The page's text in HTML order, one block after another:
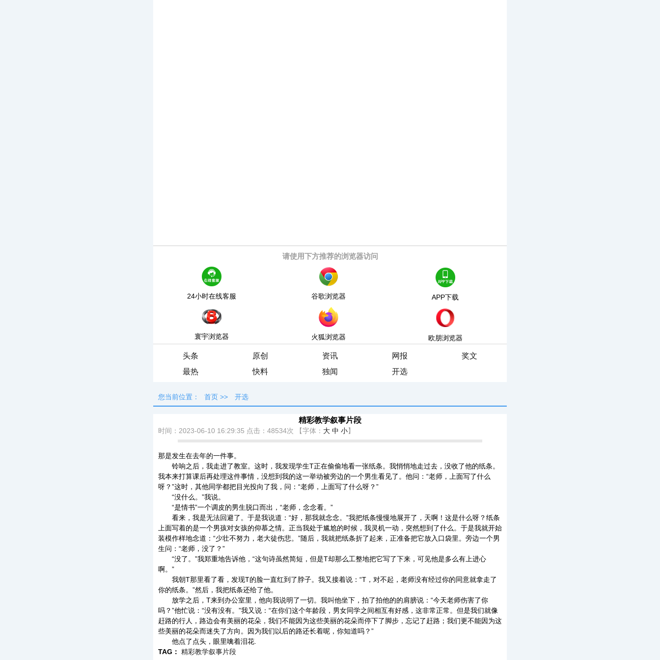
请使用下方推荐的浏览器访问
24小时在线客服 谷歌浏览器 APP下载
寰宇浏览器 火狐浏览器 欧朋浏览器
头条 原创 资讯 网报
奖文
最热
快料 独闻 开选
您当前位置： 首页 >> 开选
精彩教学叙事片段
时间：2023-06-10 16:29:35 点击： 48534次 【字体： 大 中 小】
那是发生在去年的一件事。
铃响之后，我走进了教室。这时，我发现学生T正在偷偷地看一张纸条。我悄悄地走过去，没收了他的纸条。
我本来打算课后再处理这件事情，没想到我的这一举动被旁边的一个男生看见了。他问：“老师，上面写了什么
呀？”这时，其他同学都把目光投向了我，问：“老师，上面写了什么呀？”
“没什么。”我说。
“是情书”一个调皮的男生脱口而出，“老师，念念看。”
看来，我是无法回避了。于是我说道：“好，那我就念念。”我把纸条慢慢地展开了，天啊！这是什么呀？纸条
上面写着的是一个男孩对女孩的仰慕之情。正当我处于尴尬的时候，我灵机一动，突然想到了什么。于是我就开始
装模作样地念道：“少壮不努力，老大徒伤悲。”随后，我就把纸条折了起来，正准备把它放入口袋里。旁边一个男
生问：“老师，没了？”
“没了。”我郑重地告诉他，“这句诗虽然简短，但是T却那么工整地把它写了下来，可见他是多么有上进心
啊。”
我朝T那里看了看，发现T的脸一直红到了脖子。我又接着说：“T，对不起，老师没有经过你的同意就拿走了
你的纸条。”然后，我把纸条还给了他。
放学之后，T来到办公室里，他向我说明了一切。我叫他坐下，拍了拍他的的肩膀说：“今天老师伤害了你
吗？”他忙说：“没有没有。”我又说：“在你们这个年龄段，男女同学之间相互有好感，这非常正常。但是我们就像
赶路的行人，路边会有美丽的花朵，我们不能因为这些美丽的花朵而停下了脚步，忘记了赶路；我们更不能因为这
些美丽的花朵而迷失了方向。因为我们以后的路还长着呢，你知道吗？”
他点了点头，眼里噙着泪花.
TAG： 精彩教学叙事片段